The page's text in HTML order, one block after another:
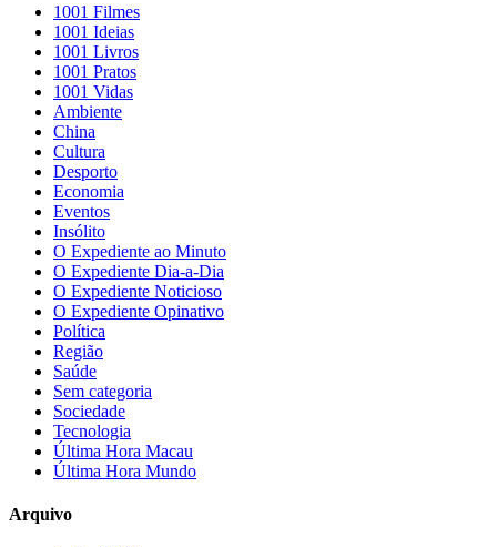
1001 Filmes
1001 Ideias
1001 Livros
1001 Pratos
1001 Vidas
Ambiente
China
Cultura
Desporto
Economia
Eventos
Insólito
O Expediente ao Minuto
O Expediente Dia-a-Dia
O Expediente Noticioso
O Expediente Opinativo
Política
Região
Saúde
Sem categoria
Sociedade
Tecnologia
Última Hora Macau
Última Hora Mundo
Arquivo